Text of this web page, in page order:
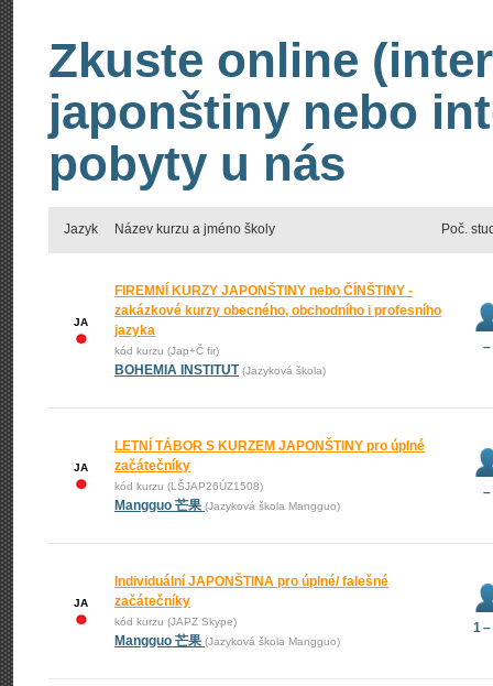
Zkuste online
japonštiny nebo
pobyty u nás
Jazyk Název kurzu a jméno školy Poč.
JA
FIREMNÍ KURZY JAPONŠTINY nebo ČÍNŠTINY -
zakázkové kurzy obecného, obchodního i profesního
jazyka
kód kurzu (Jap+Č fir)
BOHEMIA INSTITUT (Jazyková škola)
–
JA
LETNÍ TÁBOR S KURZEM JAPONŠTINY pro úplné
začátečníky
kód kurzu (LŠJAP26ÚZ1508)
Mangguo 芒果 (Jazyková škola Mangguo)
–
JA
Individuální JAPONŠTINA pro úplné/ falešné
začátečníky
kód kurzu (JAPZ Skype)
Mangguo 芒果 (Jazyková škola Mangguo)
1